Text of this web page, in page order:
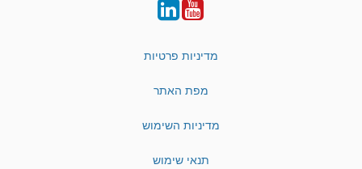
YouTube
LinkedIn
מדיניות פרטיות
מפת האתר
מדיניות השימוש
תנאי שימוש